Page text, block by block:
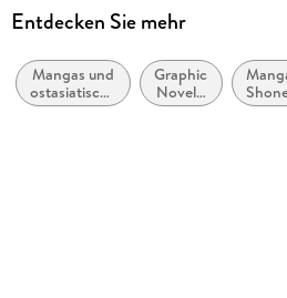
Autor/Autorin
Übersetzung
Josef Shanel, Matthias Wissnet
Entdecken Sie mehr
Mangas und
ostasiatische
Comic-Stile
Graphic
Novel /
Comic /